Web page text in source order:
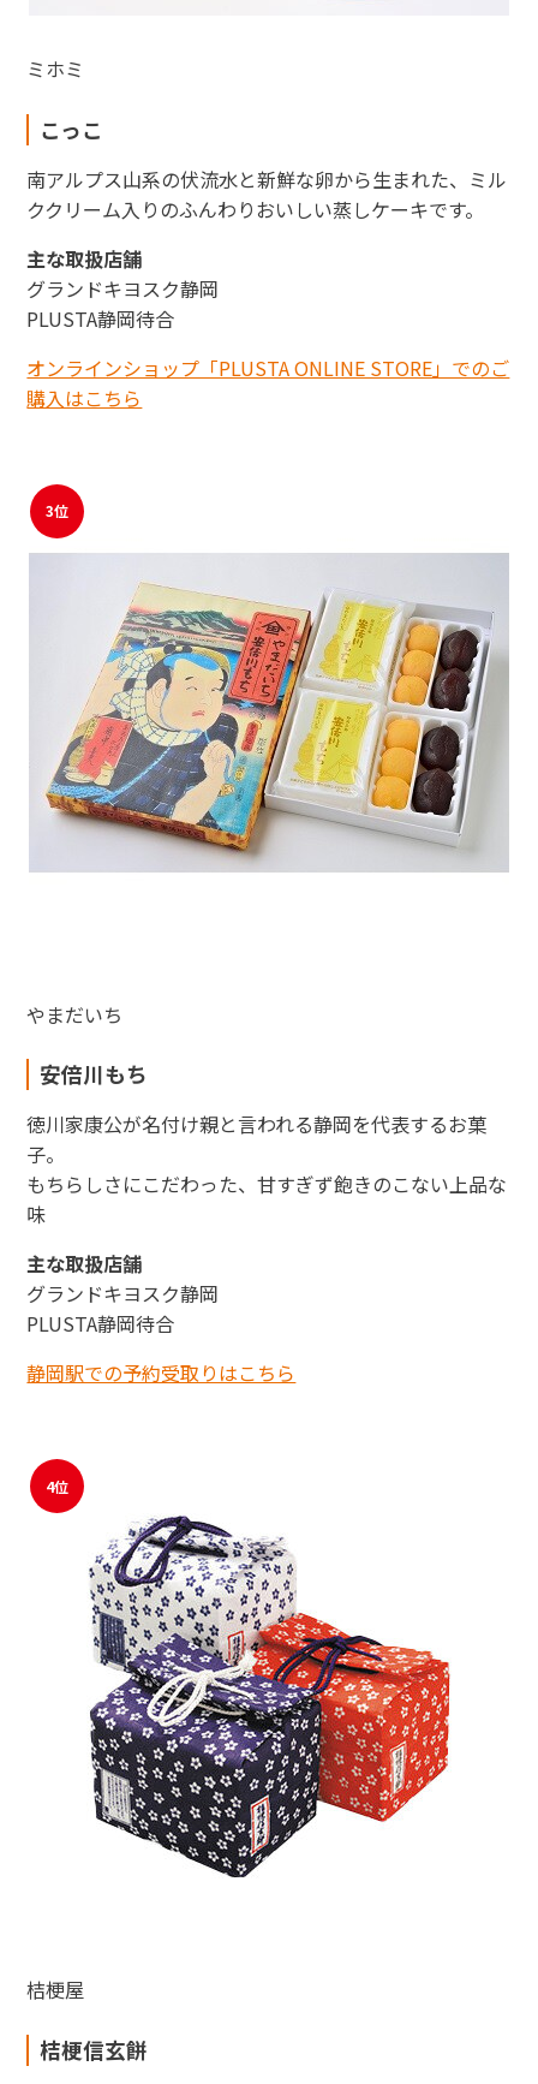
ミホミ
こっこ
南アルプス山系の伏流水と新鮮な卵から生まれた、ミル
ククリーム入りのふんわりおいしい蒸しケーキです。
主な取扱店舗
グランドキヨスク静岡
PLUSTA静岡待合
オンラインショップ「PLUSTA ONLINE STORE」でのご
購入はこちら
3位
やまだいち
安倍川もち
徳川家康公が名付け親と言われる静岡を代表するお菓
子。
もちらしさにこだわった、甘すぎず飽きのこない上品な
味
主な取扱店舗
グランドキヨスク静岡
PLUSTA静岡待合
静岡駅での予約受取りはこちら
4位
桔梗屋
桔梗信玄餅